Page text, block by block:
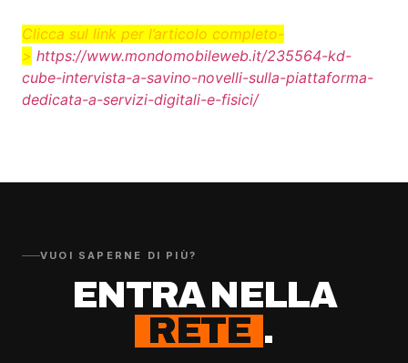
Clicca sul link per l’articolo completo-
> https://www.mondomobileweb.it/235564-kd-
cube-intervista-a-savino-novelli-sulla-piattaforma-
dedicata-a-servizi-digitali-e-fisici/
VUOI SAPERNE DI PIÙ?
ENTRA NELLA
RETE .